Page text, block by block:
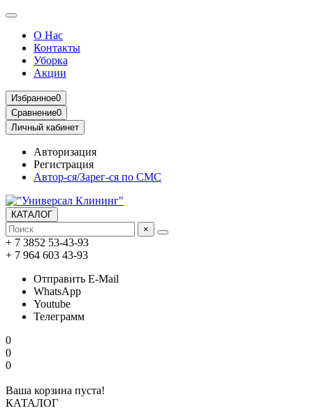
О Нас
Контакты
Уборка
Акции
Избранное0
Сравнение0
Личный кабинет
Авторизация
Регистрация
Автор-ся/Зарег-ся по СМС
КАТАЛОГ
×
+ 7 3852 53-43-93
+ 7 964 603 43-93
Отправить E-Mail
WhatsApp
Youtube
Телеграмм
0
0
0
Ваша корзина пуста!
КАТАЛОГ